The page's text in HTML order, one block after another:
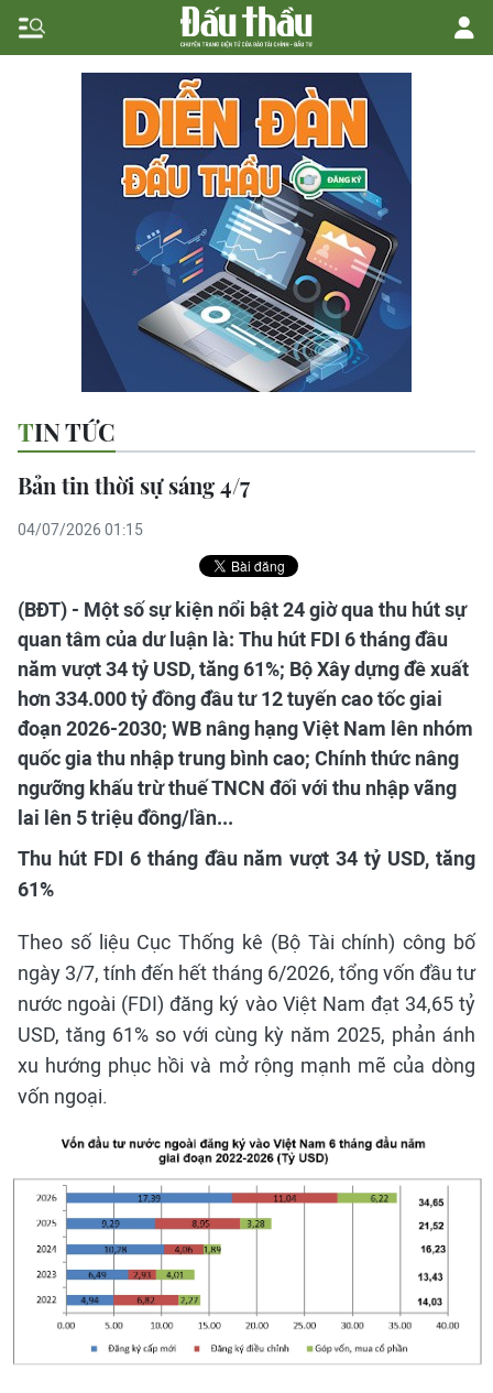
TIN TỨC
Bản tin thời sự sáng 4/7
04/07/2026 01:15
(BĐT) - Một số sự kiện nổi bật 24 giờ qua thu hút sự
quan tâm của dư luận là: Thu hút FDI 6 tháng đầu
năm vượt 34 tỷ USD, tăng 61%; Bộ Xây dựng đề xuất
hơn 334.000 tỷ đồng đầu tư 12 tuyến cao tốc giai
đoạn 2026-2030; WB nâng hạng Việt Nam lên nhóm
quốc gia thu nhập trung bình cao; Chính thức nâng
ngưỡng khấu trừ thuế TNCN đối với thu nhập vãng
lai lên 5 triệu đồng/lần...
Thu hút FDI 6 tháng đầu năm vượt 34 tỷ USD, tăng
61%
Theo số liệu Cục Thống kê (Bộ Tài chính) công bố
ngày 3/7, tính đến hết tháng 6/2026, tổng vốn đầu tư
nước ngoài (FDI) đăng ký vào Việt Nam đạt 34,65 tỷ
USD, tăng 61% so với cùng kỳ năm 2025, phản ánh
xu hướng phục hồi và mở rộng mạnh mẽ của dòng
vốn ngoại.